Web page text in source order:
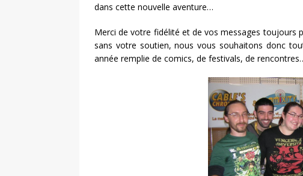
dans cette nouvelle aventure…
Merci de votre fidélité et de vos messages toujours
sans votre soutien, nous vous souhaitons donc
année remplie de comics, de festivals, de